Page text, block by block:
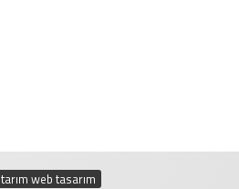
tarım web tasarım